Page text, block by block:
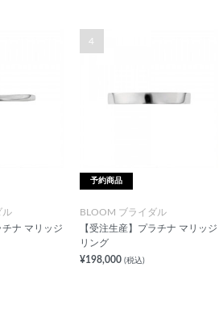
ル
チナ マリッジ
4
予約商品
BLOOM ブライダル
【受注生産】プラチナ マリッジ
リング
¥198,000 (税込)